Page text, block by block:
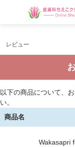
レビュー
以下の商品について、
い。
商品名
Wakasapri